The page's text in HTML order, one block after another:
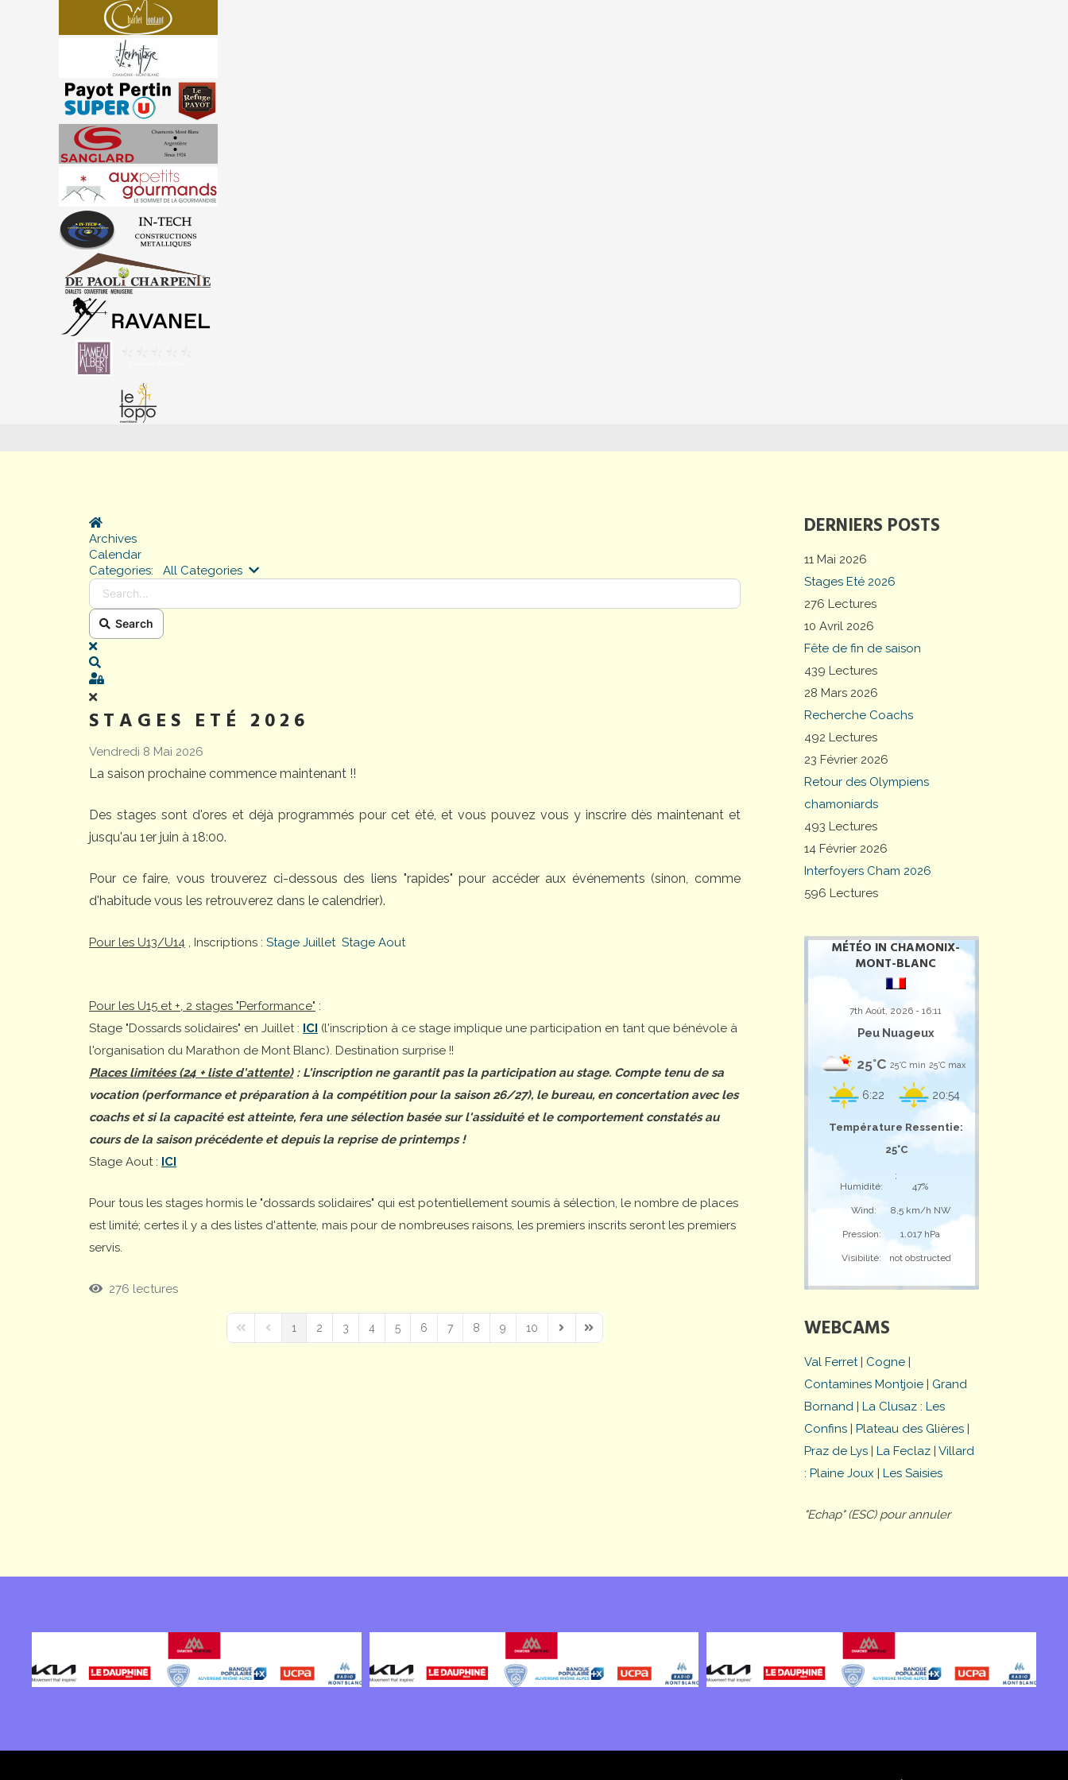
DERNIERS POSTS
11 Mai 2026
Stages Eté 2026
276 Lectures
10 Avril 2026
Fête de fin de saison
439 Lectures
28 Mars 2026
Recherche Coachs
492 Lectures
23 Février 2026
Retour des Olympiens
chamoniards
493 Lectures
14 Février 2026
Interfoyers Cham 2026
596 Lectures
MÉTÉO IN CHAMONIX-
MONT-BLANC
7th Août, 2026 - 16:11
Peu Nuageux
25°C 25°C min 25°C max
6:22 20:54
Température Ressentie:
25°C
;
Humidité:
47%
Wind: 8,5 km/h NW
Pression: 1.017 hPa
Visibilité: not obstructed
WEBCAMS
Val Ferret| Cogne |
Contamines Montjoie | Grand
Bornand | La Clusaz : Les
Confins | Plateau des Glières |
Praz de Lys | La Feclaz | Villard
: Plaine Joux | Les Saisies
"Echap" (ESC) pour annuler
Home
Archives
Calendar
Categories:
All Categories Search...
Search
x
Sign In
STAGES ETÉ 2026
Vendredi 8 Mai 2026
La saison prochaine commence maintenant !!
Des stages sont d'ores et déjà programmés pour cet été, et vous pouvez vous y inscrire dès maintenant et
jusqu'au 1er juin à 18:00.
Pour ce faire, vous trouverez ci-dessous des liens "rapides" pour accéder aux événements (sinon, comme
d'habitude vous les retrouverez dans le calendrier).
Pour les U13/U14 , Inscriptions : Stage Juillet Stage Aout
Pour les U15 et +, 2 stages "Performance" :
Stage "Dossards solidaires" en Juillet : ICI (l'inscription à ce stage implique une participation en tant que bénévole à
l'organisation du Marathon de Mont Blanc). Destination surprise !!
Places limitées (24 + liste d'attente): L'inscription ne garantit pas la participation au stage. Compte tenu de sa
vocation (performance et préparation à la compétition pour la saison 26/27), le bureau, en concertation avec les
coachs et si la capacité est atteinte, fera une sélection basée sur l'assiduité et le comportement constatés au
cours de la saison précédente et depuis la reprise de printemps !
Stage Aout : ICI
Pour tous les stages hormis le "dossards solidaires" qui est potentiellement soumis à sélection, le nombre de places
est limité; certes il y a des listes d'attente, mais pour de nombreuses raisons, les premiers inscrits seront les premiers
servis.
276 lectures
First PagePrevious Page
1 2 3 4 5 6 7 8 9 10
Next PageLast Page